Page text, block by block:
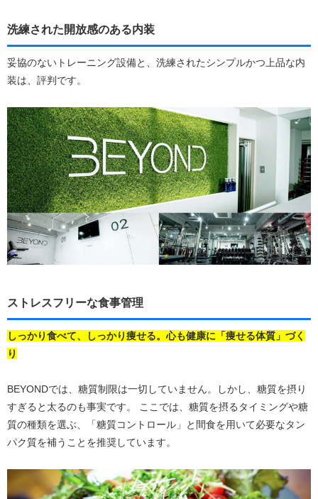
洗練された開放感のある内装
妥協のないトレーニング設備と、洗練されたシンプルかつ上品な内
装は、評判です。
ストレスフリーな食事管理
しっかり食べて、しっかり痩せる。心も健康に「痩せる体質」づく
り
BEYONDでは、糖質制限は一切していません。しかし、糖質を摂り
すぎると太るのも事実です。 ここでは、糖質を摂るタイミングや糖
質の種類を選ぶ、「糖質コントロール」と間食を用いて必要なタン
パク質を補うことを推奨しています。